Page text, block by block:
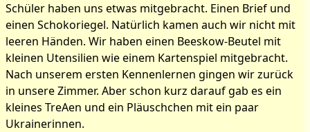
Schüler haben uns etwas mitgebracht. Einen Brief und
einen Schokoriegel. Natürlich kamen auch wir nicht mit
leeren Händen. Wir haben einen Beeskow-Beutel mit
kleinen Utensilien wie einem Kartenspiel mitgebracht.
Nach unserem ersten Kennenlernen gingen wir zurück
in unsere Zimmer. Aber schon kurz darauf gab es ein
kleines TreAen und ein Pläuschchen mit ein paar
Ukrainerinnen.